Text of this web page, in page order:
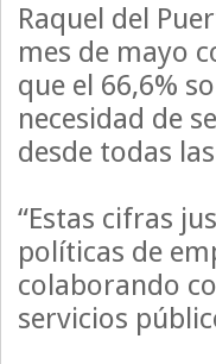
Raquel del
mes de mayo
que el 66,6%
necesidad de
desde todas
“Estas cifras
políticas de
colaborando
servicios